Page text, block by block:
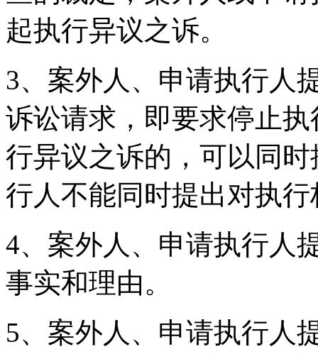
起执行异议之诉。
3、案外人、申请执行人
诉讼请求，即要求停止
行异议之诉的，可以同
行人不能同时提出对执
4、案外人、申请执行人
事实和理由。
5、案外人、申请执行人